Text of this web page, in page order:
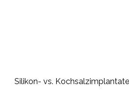
Silikon- vs.